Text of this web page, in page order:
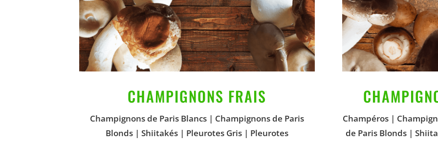
CHAMPIGNONS FRAIS
Champignons de Paris Blancs | Champignons de Paris
Blonds | Shiitakés | Pleurotes Gris | Pleurotes
Champéros |
de Paris Blonds |